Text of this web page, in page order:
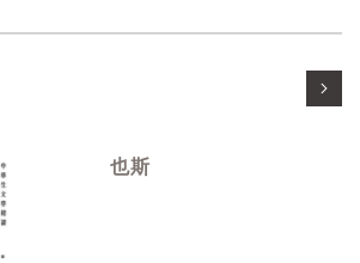
也斯